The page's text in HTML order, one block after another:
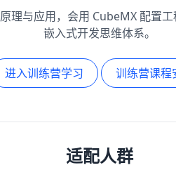
理与应用，会用 CubeMX 配置
嵌入式开发思维体系。
进入训练营学习 训练营课程
适配人群